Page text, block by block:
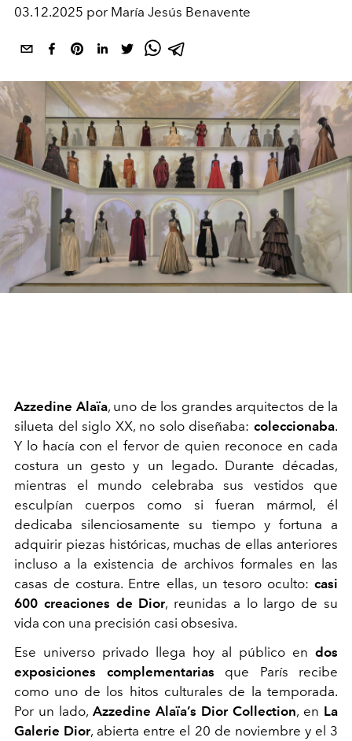
03.12.2025 por María Jesús Benavente
Azzedine Alaïa, uno de los grandes arquitectos de la
silueta del siglo XX, no solo diseñaba: coleccionaba.
Y lo hacía con el fervor de quien reconoce en cada
costura un gesto y un legado. Durante décadas,
mientras el mundo celebraba sus vestidos que
esculpían cuerpos como si fueran mármol, él
dedicaba silenciosamente su tiempo y fortuna a
adquirir piezas históricas, muchas de ellas anteriores
incluso a la existencia de archivos formales en las
casas de costura. Entre ellas, un tesoro oculto: casi
600 creaciones de Dior, reunidas a lo largo de su
vida con una precisión casi obsesiva.
Ese universo privado llega hoy al público en dos
exposiciones complementarias que París recibe
como uno de los hitos culturales de la temporada.
Por un lado, Azzedine Alaïa’s Dior Collection, en La
Galerie Dior, abierta entre el 20 de noviembre y el 3